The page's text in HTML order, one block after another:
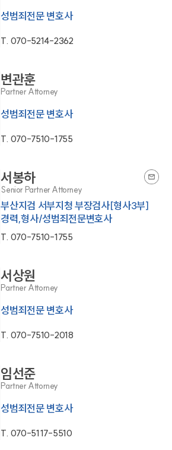
성범죄전문 변호사
T. 070-5214-2362
변관훈
Partner Attorney
성범죄전문 변호사
T. 070-7510-1755
서봉하
Senior Partner Attorney
부산지검 서부지청 부장검사[형사3부]
경력,형사/성범죄전문변호사
T. 070-7510-1755
서상원
Partner Attorney
성범죄전문 변호사
T. 070-7510-2018
임선준
Partner Attorney
성범죄전문 변호사
T. 070-5117-5510